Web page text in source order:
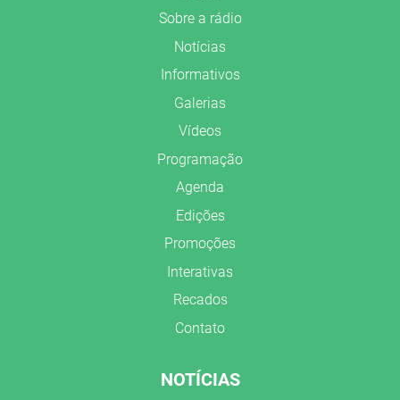
Sobre a rádio
Notícias
Informativos
Galerias
Vídeos
Programação
Agenda
Edições
Promoções
Interativas
Recados
Contato
NOTÍCIAS